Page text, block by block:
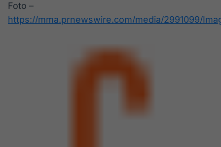
Foto –
https://mma.prnewswire.com/media/2991099/